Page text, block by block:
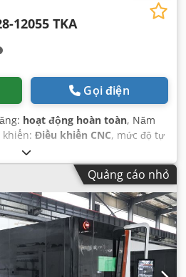
12055 TKA
Gọi điện
hoạt động hoàn toàn, Năm
khiển: Điều khiển CNC, mức độ tự
, công suất laser:
tấm thép (tối đa):30 mm, độ
đa):
, độ dày tấm nhôm
đồng thau (tối đa):5 mm, độ
, Đường kính ống (tối đa):550
12.000 mm , chiều dài làm việc:
CE, bộ làm mát, dừng khẩn cấp,
bôi trơn tập trung, rào chắn
/ sổ tay hướng dẫn,
Quảng cáo nhỏ